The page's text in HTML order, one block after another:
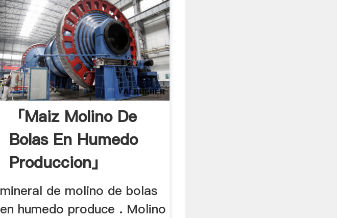
「maiz Molino De
Bolas En Humedo
Produccion」
mineral de molino de bolas
en humedo produce . Molino